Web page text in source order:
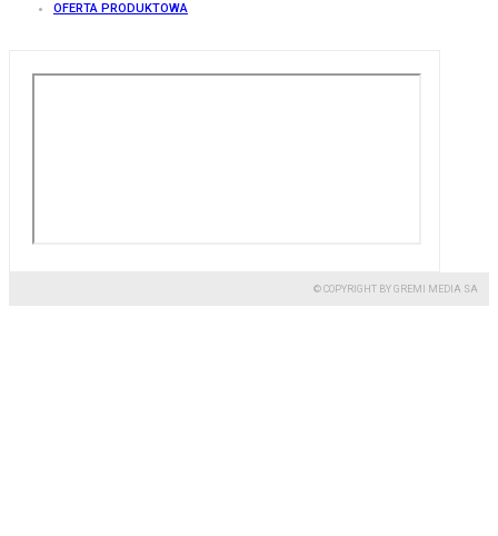
OFERTA PRODUKTOWA
© COPYRIGHT BY GREMI MEDIA SA